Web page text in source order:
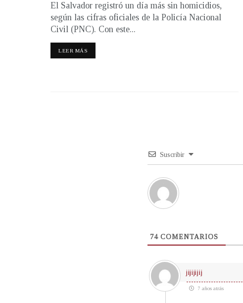
El Salvador registró un día más sin homicidios,
según las cifras oficiales de la Policía Nacional
Civil (PNC). Con este...
LEER MÁS
Suscribir
74COMENTARIOS
jijijijij
7 años atrás